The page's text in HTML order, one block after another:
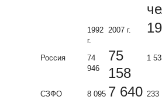
1992
г.
2007 г.
Россия
74
946
75
158
1
СЗФО 8 095 7 640 233